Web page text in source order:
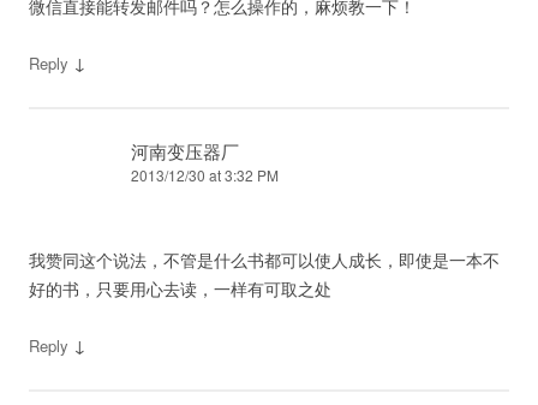
微信直接能转发邮件吗？怎么操作的，麻烦教一下！
Reply ↓
河南变压器厂
2013/12/30 at 3:32 PM
我赞同这个说法，不管是什么书都可以使人成长，即使是一本不
好的书，只要用心去读，一样有可取之处
Reply ↓